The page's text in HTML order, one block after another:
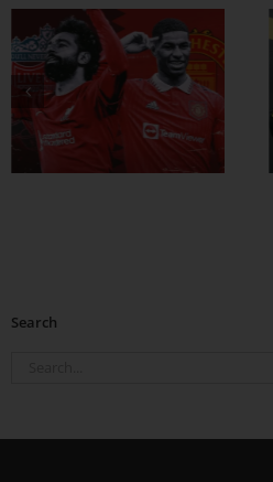
ထိထိရောက်ရောက်
ဗိုက်ခေါက် အဆီ
တွေ ချဖို့
Search